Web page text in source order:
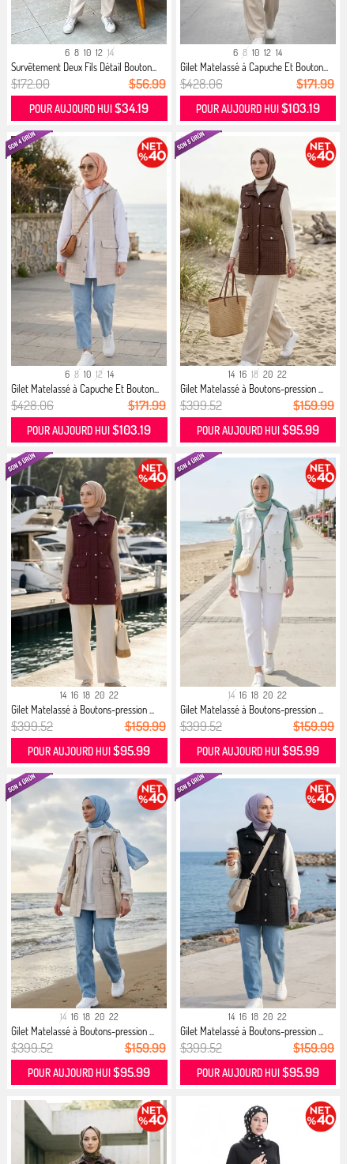
6 8 10 12 14
Survêtement Deux Fils Détail Bouton...
$172.00 $56.99
POUR AUJOURD HUI$34.19
6 8 10 12 14
Gilet Matelassé à Capuche Et Bouton...
$428.06 $171.99
POUR AUJOURD HUI $103.19
6 8 10 12 14
Gilet Matelassé à Capuche Et Bouton...
$428.06 $171.99
POUR AUJOURD HUI$103.19
14 16 18 20 22
Gilet Matelassé à Boutons-pression ...
$399.52 $159.99
POUR AUJOURD HUI$95.99
14 16 18 20 22
Gilet Matelassé à Boutons-pression ...
$399.52 $159.99
POUR AUJOURD HUI$95.99
14 16 18 20 22
Gilet Matelassé à Boutons-pression ...
$399.52 $159.99
POUR AUJOURD HUI $95.99
14 16 18 20 22
Gilet Matelassé à Boutons-pression ...
$399.52 $159.99
POUR AUJOURD HUI$95.99
14 16 18 20 22
Gilet Matelassé à Boutons-pression ...
$399.52 $159.99
POUR AUJOURD HUI $95.99